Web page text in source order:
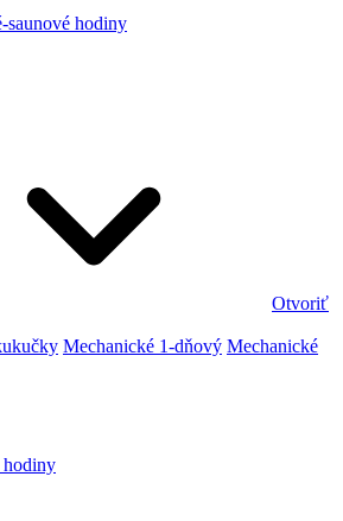
hodiny
Otvoriť
Mechanické 1-dňový Mechanické